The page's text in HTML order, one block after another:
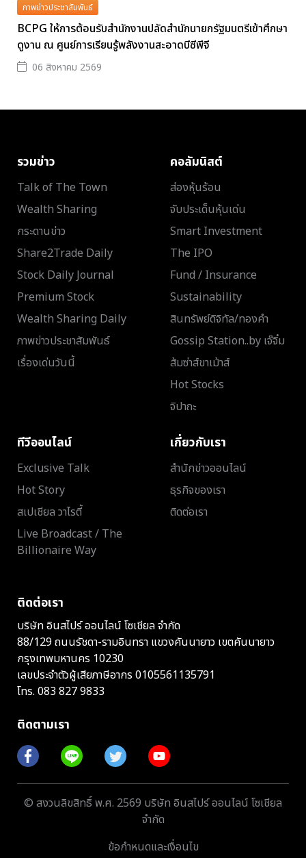
ภาพข่าวประชาสัมพันธ์
BCPG ให้การต้อนรับสำนักงานปลัดสำนักนายกรัฐมนตรีเข้าศึกษา
ดูงาน ณ ศูนย์การเรียนรู้พลังงานสะอาดบีซีพีจี
06 สิงหาคม 2569
รวมข่าว
Talk of The Town
Wealth Sharing
กระดานข่าว
Share2Trade Daily
Stock Daily Journal
Premium Stock
Wealth Sharing Daily
ภาพข่าวประชาสัมพันธ์
เรื่องเด่นวันนี้
คอลัมนิสต์
ส่องหุ้นร้อน
จับประเด็นหุ้นเด่น
Smart Investment
The IPO
Fund / Insurance
Sustainability
สินทรัพย์ดิจิทัล/ทองคำ
Gossip Station..by เจ๊จิ๋ม
ส้มซ่าส์ขาเม้าส์
Hot Stocks
จิปาถะ
ทีวีออนไลน์
Exclusive Talk
Hot Story
สเปเชียล วาไรตี้
Live Broadcast / The
Billionaire Way
เกี่ยวกับเรา
สำนักข่าวออนไลน์
ธุรกิจของเรา
ติดต่อเรา
ติดต่อเรา
บริษัท อินสไปร์ ออนไลน์ โซเชียล จำกัด
88/129 ถนนรัชดา-รามอินทรา แขวงคันนายาว เขตคันนายาว
กรุงเทพมหานคร 10230
เลขประจำตัวผู้เสียภาษีอากร 0105561135791
โทร. 083 827 9833
ติดตามเรา
© สงวนลิขสิทธิ์ พ.ศ. 2569 บริษัท อินสไปร์ ออนไลน์ โซเชียล
จำกัด
ข้อกำหนดและเงื่อนไข